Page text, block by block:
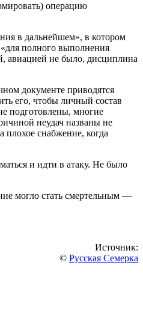
операцию
в дальнейшем», в котором
полного выполнения
авиацией не было, дисциплина
документе приводятся
его, чтобы личный состав
подготовлены, многие
неудач названы не
плохое снабжение, когда
и идти в атаку. Не было
могло стать смертельным —
Источник:
© Русская Семерка